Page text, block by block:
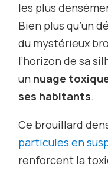
les plus
Bien plus qu’un
du mystérieux
l’horizon de sa
un nuage
ses habitants.
Ce brouillard
particules en
renforcent la